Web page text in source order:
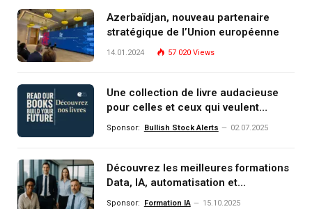
Azerbaïdjan, nouveau partenaire
stratégique de l’Union européenne
14.01.2024 57 020 Views
Une collection de livre audacieuse
pour celles et ceux qui veulent
comprendre, investir et dominer le
Sponsor: Bullish Stock Alerts 02.07.2025
Découvrez les meilleures formations
Data, IA, automatisation et
investissement (gestion de
Sponsor: Formation IA 15.10.2025